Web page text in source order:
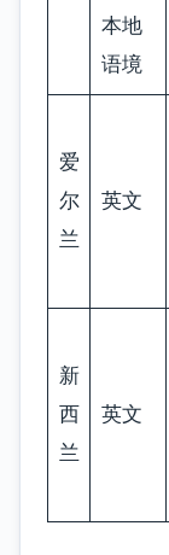
本地
语境
爱
尔
兰
英文
新
西
兰
英文